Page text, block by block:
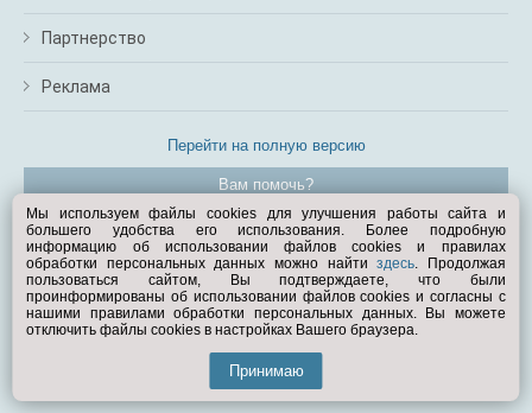
Партнерство
Реклама
Перейти на полную версию
Вам помочь?
© Exist.ru 1998—2026
Мы используем файлы cookies для улучшения работы сайта и
большего удобства его использования. Более подробную
информацию об использовании файлов cookies и правилах
обработки персональных данных можно найтиздесь. Продолжая
пользоваться сайтом, Вы подтверждаете, что были
проинформированы об использовании файлов cookies и согласны с
нашими правилами обработки персональных данных. Вы можете
отключить файлы cookies в настройках Вашего браузера.
Принимаю